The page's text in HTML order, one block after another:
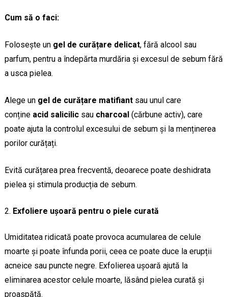
Cum să o faci:
Folosește un gel de curățare delicat, fără alcool sau
parfum, pentru a îndepărta murdăria și excesul de sebum fără
a usca pielea.
Alege un gel de curățare matifiantsau unul care
conține acid salicilicsau charcoal (cărbune activ), care
poate ajuta la controlul excesului de sebum și la menținerea
porilor curățați.
Evită curățarea prea frecventă, deoarece poate deshidrata
pielea și stimula producția de sebum.
Exfoliere ușoară pentru o piele curată
Umiditatea ridicată poate provoca acumularea de celule
moarte și poate înfunda porii, ceea ce poate duce la erupții
acneice sau puncte negre. Exfolierea ușoară ajută la
eliminarea acestor celule moarte, lăsând pielea curată și
proaspătă.